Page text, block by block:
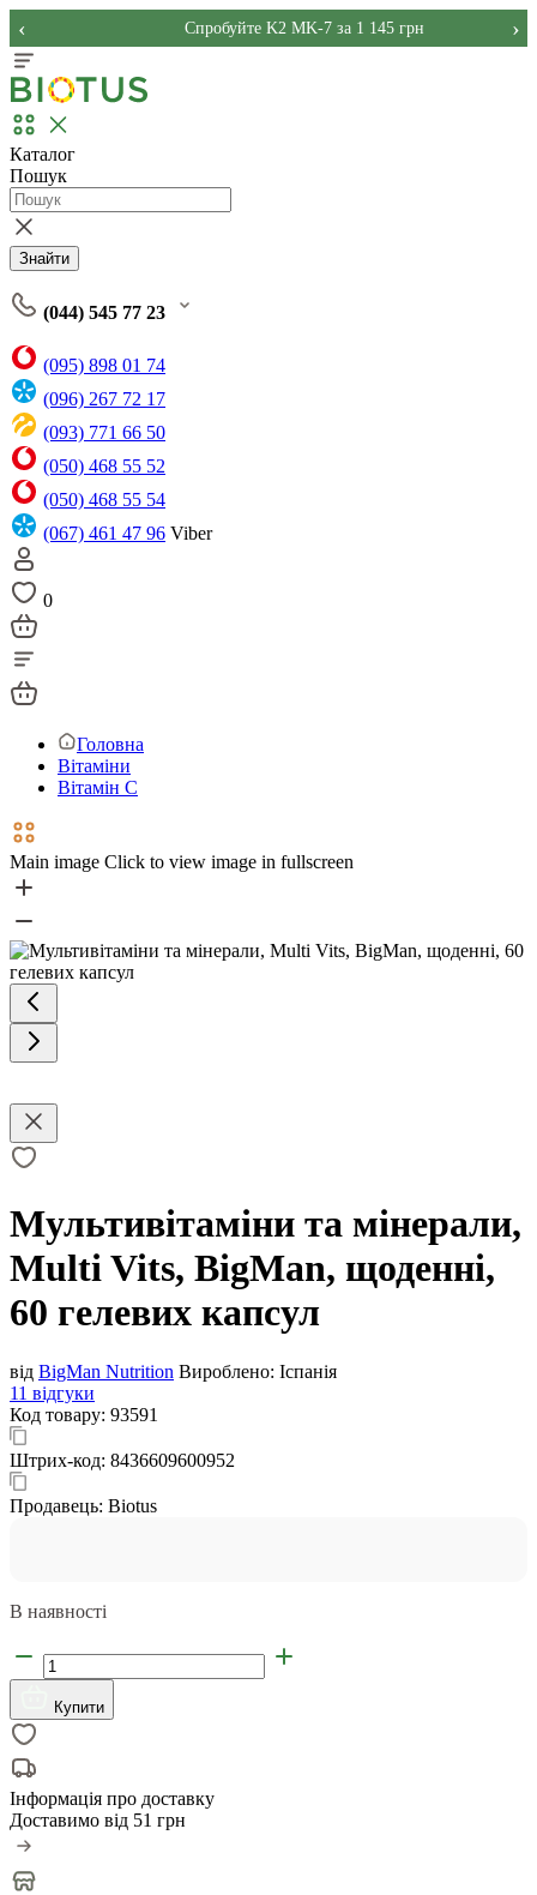
Спробуйте K2 MK-7 за 1 145 грн
‹ ›
Каталог
Пошук
Знайти
(044) 545 77 23
(095) 898 01 74
(096) 267 72 17
(093) 771 66 50
(050) 468 55 52
(050) 468 55 54
(067) 461 47 96 Viber
0
Головна
Вітаміни
Вітамін С
Main image Click to view image in fullscreen
Мультивітаміни та мінерали,
Multi Vits, BigMan, щоденні,
60 гелевих капсул
від BigMan Nutrition Вироблено: Іспанія
11 відгуки
Код товару: 93591
Штрих-код: 8436609600952
Продавець: Biotus
В наявності
Купити
Інформація про доставку
Доставимо від 51 грн